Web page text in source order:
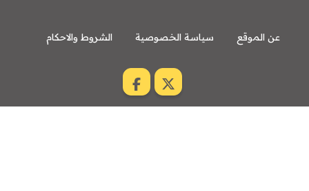
عن الموقع سياسة الخصوصية الشروط والاحكام